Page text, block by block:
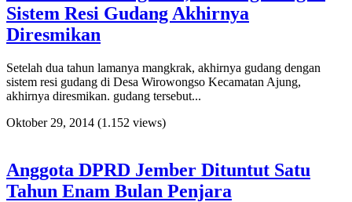
Sistem Resi Gudang Akhirnya
Diresmikan
Setelah dua tahun lamanya mangkrak, akhirnya gudang dengan
sistem resi gudang di Desa Wirowongso Kecamatan Ajung,
akhirnya diresmikan. gudang tersebut...
Oktober 29, 2014 (1.152 views)
Anggota DPRD Jember Dituntut Satu
Tahun Enam Bulan Penjara